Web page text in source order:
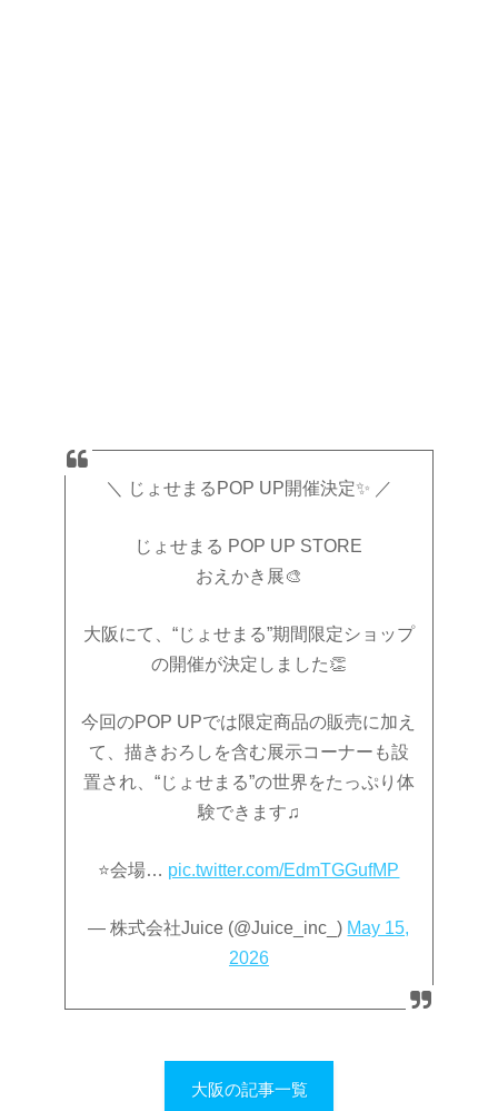
＼ じょせまるPOP UP開催決定✨ ／
じょせまる POP UP STORE
おえかき展🎨
大阪にて、“じょせまる”期間限定ショップ
の開催が決定しました👏
今回のPOP UPでは限定商品の販売に加え
て、描きおろしを含む展示コーナーも設
置され、“じょせまる”の世界をたっぷり体
験できます♫
⭐️会場… pic.twitter.com/EdmTGGufMP
— 株式会社Juice (@Juice_inc_) May 15,
2026
大阪の記事一覧